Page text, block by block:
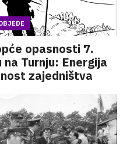
opasnosti 7.
Turnju: Energija
zajedništva